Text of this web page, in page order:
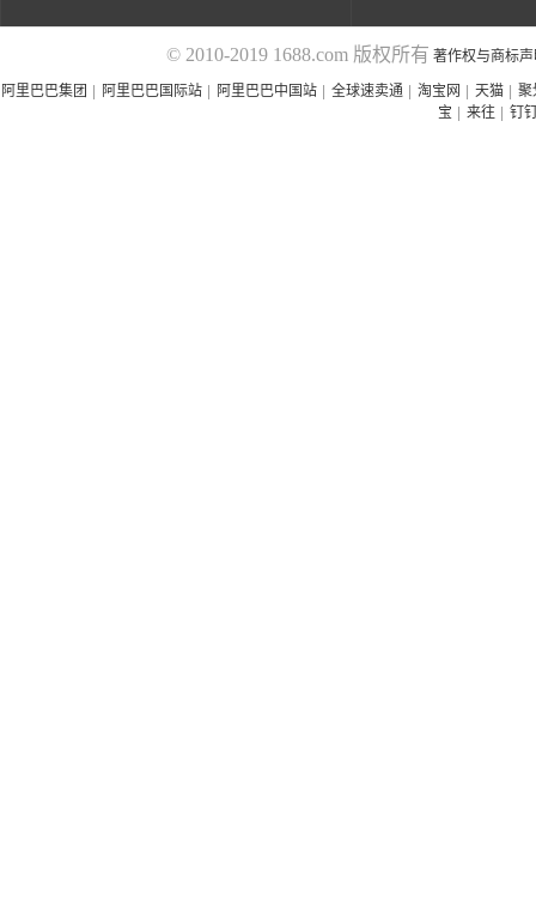
© 2010-2019 1688.com 版权所有 著作权与商标声
阿里巴巴集团 | 阿里巴巴国际站 | 阿里巴巴中国站 | 全球速卖通 | 淘宝网 | 天猫 | 聚
宝 | 来往 | 钉